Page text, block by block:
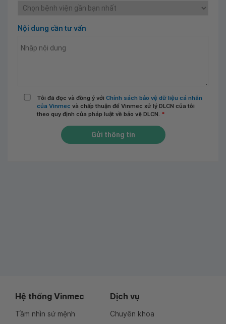
Nội dung cần tư vấn
Tôi đã đọc và đồng ý với Chính sách bảo vệ dữ liệu cá nhân
của Vinmec và chấp thuận để Vinmec xử lý DLCN của tôi
theo quy định của pháp luật về bảo vệ DLCN. *
Gửi thông tin
Hệ thống Vinmec
Tầm nhìn sứ mệnh
Dịch vụ
Chuyên khoa